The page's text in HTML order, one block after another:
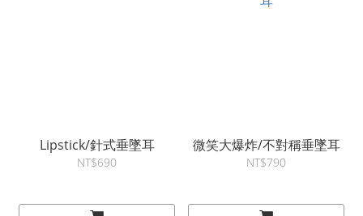
Lipstick/針式垂墜耳
NT$690
微笑大爆炸/不對稱垂墜耳
NT$790